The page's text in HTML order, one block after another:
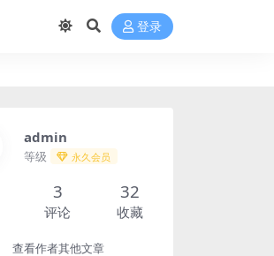
登录
admin
等级 永久会员
3
评论
32
收藏
查看作者其他文章